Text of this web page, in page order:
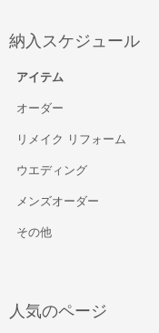
納入スケジュール
アイテム
オーダー
リメイク リフォーム
ウエディング
メンズオーダー
その他
人気のページ